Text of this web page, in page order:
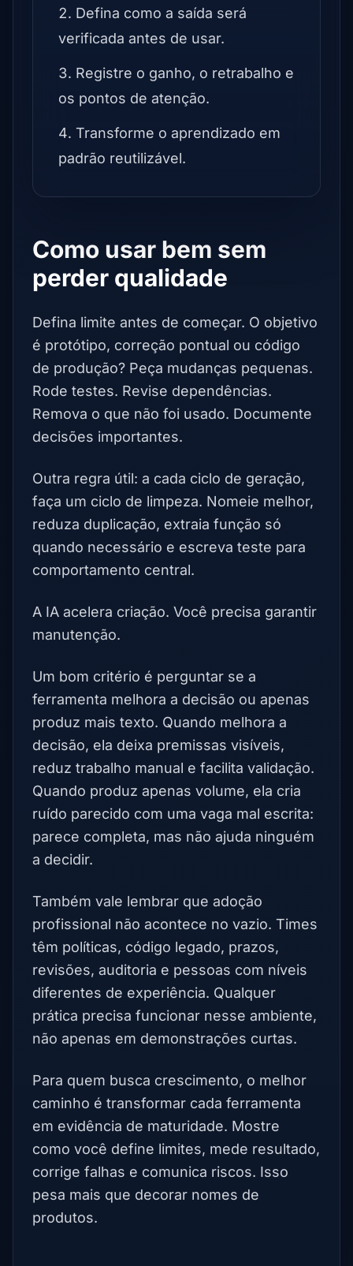
Defina como a saída será
verificada antes de usar.
Registre o ganho, o retrabalho e
os pontos de atenção.
Transforme o aprendizado em
padrão reutilizável.
Como usar bem sem
perder qualidade
Defina limite antes de começar. O objetivo
é protótipo, correção pontual ou código
de produção? Peça mudanças pequenas.
Rode testes. Revise dependências.
Remova o que não foi usado. Documente
decisões importantes.
Outra regra útil: a cada ciclo de geração,
faça um ciclo de limpeza. Nomeie melhor,
reduza duplicação, extraia função só
quando necessário e escreva teste para
comportamento central.
A IA acelera criação. Você precisa garantir
manutenção.
Um bom critério é perguntar se a
ferramenta melhora a decisão ou apenas
produz mais texto. Quando melhora a
decisão, ela deixa premissas visíveis,
reduz trabalho manual e facilita validação.
Quando produz apenas volume, ela cria
ruído parecido com uma vaga mal escrita:
parece completa, mas não ajuda ninguém
a decidir.
Também vale lembrar que adoção
profissional não acontece no vazio. Times
têm políticas, código legado, prazos,
revisões, auditoria e pessoas com níveis
diferentes de experiência. Qualquer
prática precisa funcionar nesse ambiente,
não apenas em demonstrações curtas.
Para quem busca crescimento, o melhor
caminho é transformar cada ferramenta
em evidência de maturidade. Mostre
como você define limites, mede resultado,
corrige falhas e comunica riscos. Isso
pesa mais que decorar nomes de
produtos.